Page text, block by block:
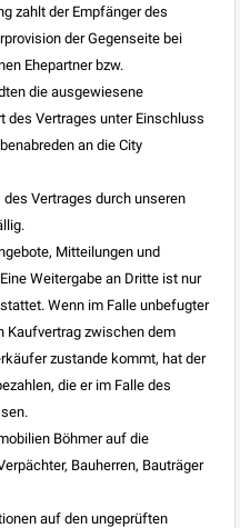
zahlt der Empfänger des
der Gegenseite bei
Ehepartner bzw.
die ausgewiesene
Vertrages unter Einschluss
an die City
Vertrages durch unseren
Mitteilungen und
Weitergabe an Dritte ist nur
Wenn im Falle unbefugter
Kaufvertrag zwischen dem
zustande kommt, hat der
die er im Falle des
Böhmer auf die
Bauherren, Bauträger
auf den ungeprüften